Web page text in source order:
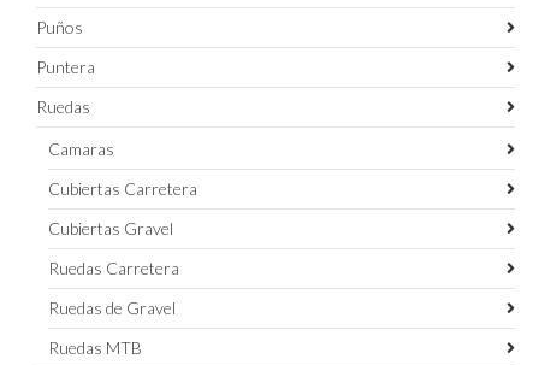
Puños
Puntera
Ruedas
Camaras
Cubiertas Carretera
Cubiertas Gravel
Ruedas Carretera
Ruedas de Gravel
Ruedas MTB